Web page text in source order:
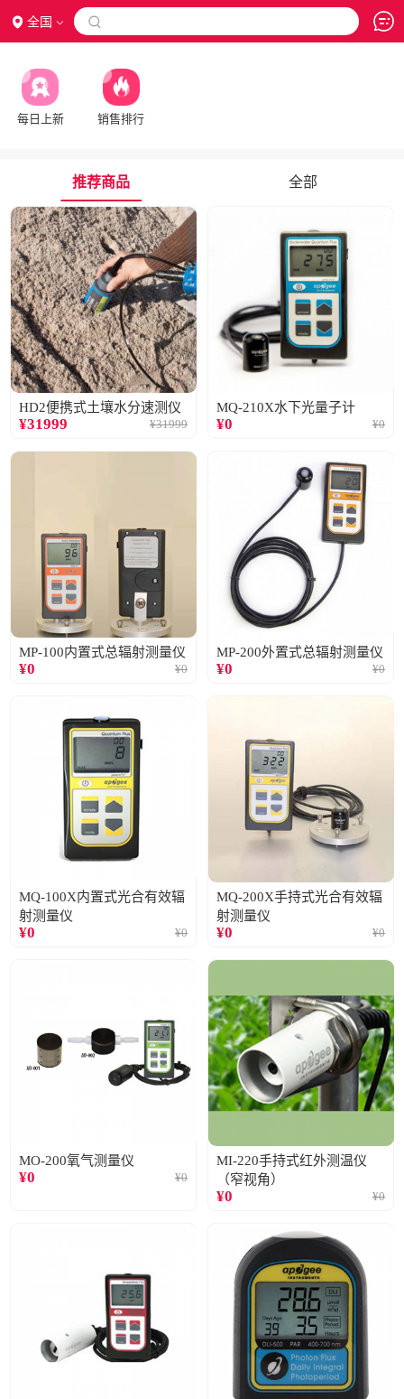
全国 
每日上新 销售排行
推荐商品 全部
HD2便携式土壤水分速测仪
¥31999 ¥31999
MQ-210X水下光量子计
¥0 ¥0
MP-100内置式总辐射测量仪
¥0 ¥0
MP-200外置式总辐射测量仪
¥0 ¥0
MQ-100X内置式光合有效辐
射测量仪
¥0 ¥0
MQ-200X手持式光合有效辐
射测量仪
¥0 ¥0
MO-200氧气测量仪
¥0 ¥0
MI-220手持式红外测温仪
（窄视角）
¥0 ¥0